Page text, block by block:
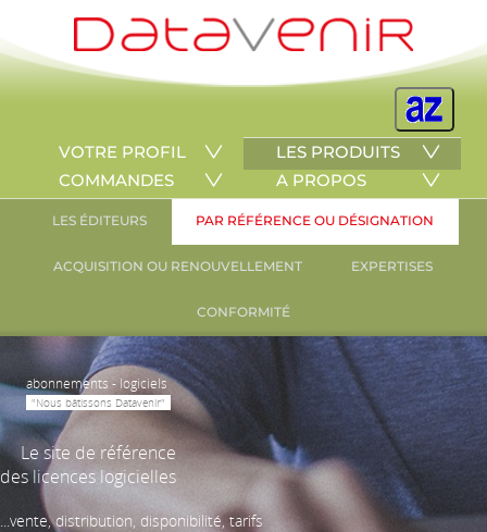
VOTRE PROFIL
LES PRODUITS
COMMANDES
A PROPOS
LES ÉDITEURS PAR RÉFÉRENCE OU DÉSIGNATION
ACQUISITION OU RENOUVELLEMENT EXPERTISES
CONFORMITÉ
abonnements - logiciels
"Nous bâtissons Datavenir"
Le site de référence
des licences logicielles
...vente, distribution, disponibilité, tarifs